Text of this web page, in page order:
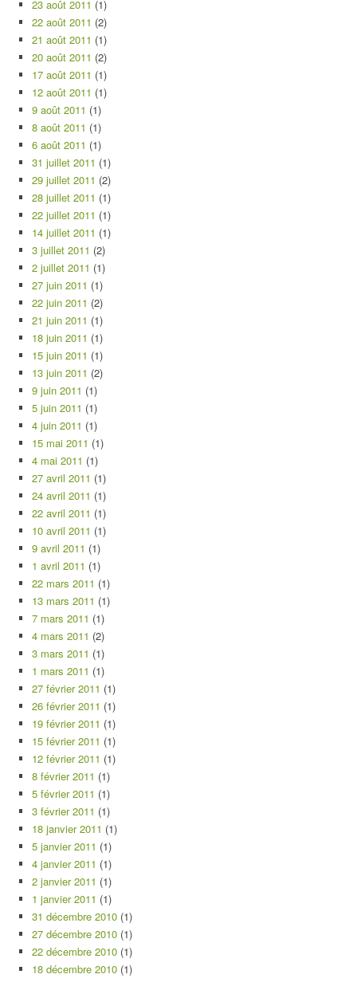
23 août 2011 (1)
22 août 2011 (2)
21 août 2011 (1)
20 août 2011 (2)
17 août 2011 (1)
12 août 2011 (1)
9 août 2011 (1)
8 août 2011 (1)
6 août 2011 (1)
31 juillet 2011 (1)
29 juillet 2011 (2)
28 juillet 2011 (1)
22 juillet 2011 (1)
14 juillet 2011 (1)
3 juillet 2011 (2)
2 juillet 2011 (1)
27 juin 2011 (1)
22 juin 2011 (2)
21 juin 2011 (1)
18 juin 2011 (1)
15 juin 2011 (1)
13 juin 2011 (2)
9 juin 2011 (1)
5 juin 2011 (1)
4 juin 2011 (1)
15 mai 2011 (1)
4 mai 2011 (1)
27 avril 2011 (1)
24 avril 2011 (1)
22 avril 2011 (1)
10 avril 2011 (1)
9 avril 2011 (1)
1 avril 2011 (1)
22 mars 2011 (1)
13 mars 2011 (1)
7 mars 2011 (1)
4 mars 2011 (2)
3 mars 2011 (1)
1 mars 2011 (1)
27 février 2011 (1)
26 février 2011 (1)
19 février 2011 (1)
15 février 2011 (1)
12 février 2011 (1)
8 février 2011 (1)
5 février 2011 (1)
3 février 2011 (1)
18 janvier 2011 (1)
5 janvier 2011 (1)
4 janvier 2011 (1)
2 janvier 2011 (1)
1 janvier 2011 (1)
31 décembre 2010 (1)
27 décembre 2010 (1)
22 décembre 2010 (1)
18 décembre 2010 (1)